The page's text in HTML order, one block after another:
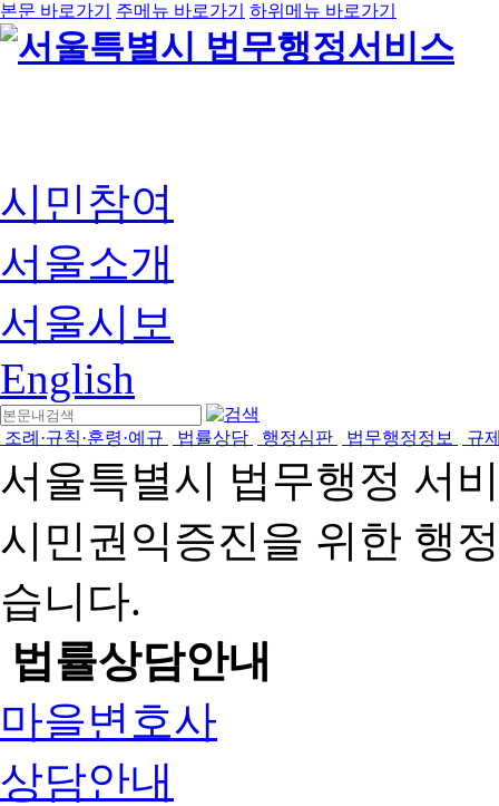
본문 바로가기 주메뉴 바로가기 하위메뉴 바로가기
시민참여
서울소개
서울시보
English
조례·규칙·훈령·예규 법률상담 행정심판 법무행정정보 규
서울특별시 법무행정 서
시민권익증진을 위한 행
습니다.
법률상담안내
마을변호사
상담안내